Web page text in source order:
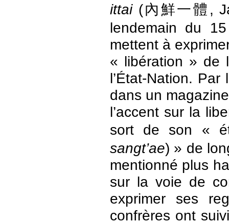
ittai(內鮮一體,
lendemain du
mettent à
« libération » de
l’État-Nation.
dans un
l’accent sur la
sort de son «
sangt’ae) » de
mentionné plus
sur la voie de
exprimer ses
confrères ont